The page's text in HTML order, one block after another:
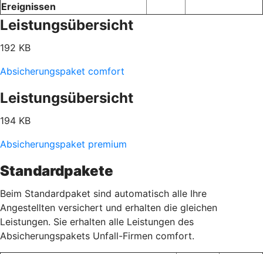
Ereignissen
Leistungsübersicht
192 KB
Absicherungspaket comfort
Leistungsübersicht
194 KB
Absicherungspaket premium
Standardpakete
Beim Standardpaket sind automatisch alle Ihre
Angestellten versichert und erhalten die gleichen
Leistungen. Sie erhalten alle Leistungen des
Absicherungspakets Unfall-Firmen comfort.